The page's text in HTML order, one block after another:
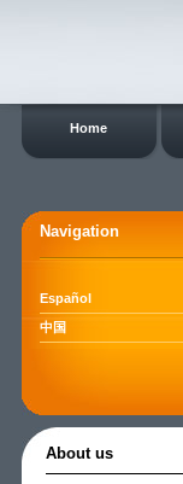
Home
Navigation
Español
中国
About us